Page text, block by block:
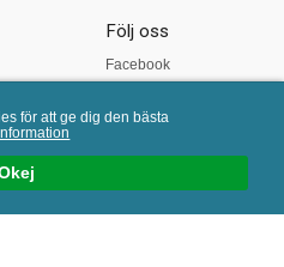
för att ge dig den bästa
Följ oss
Facebook
Twitter